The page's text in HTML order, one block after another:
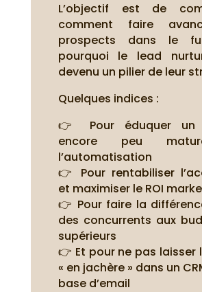
L’objectif est de
comment faire
prospects dans le
pourquoi le lead
devenu un pilier de leur
Quelques indices :
👉 Pour éduquer un
encore peu
l’automatisation
👉 Pour rentabiliser
et maximiser le ROI
👉 Pour faire la
des concurrents aux
supérieurs
👉 Et pour ne pas laisser
« en jachère » dans un
base d’email